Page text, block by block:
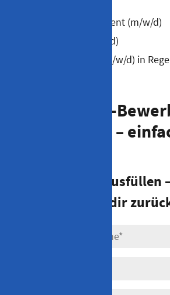
Sekretär/Teamassistent (m/w/d)
Steuerberater (m/w/d)
Steuerfachgehilfe (m/w/d) in
Deine Online-
Stefan Penka –
Einfach online ausfüllen
uns zeitnah bei dir